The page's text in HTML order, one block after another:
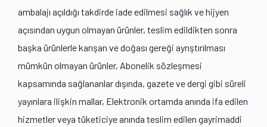
ambalajı açıldığı takdirde iade edilmesi sağlık ve hijyen
açısından uygun olmayan ürünler, teslim edildikten sonra
başka ürünlerle karışan ve doğası gereği ayrıştırılması
mümkün olmayan ürünler, Abonelik sözleşmesi
kapsamında sağlananlar dışında, gazete ve dergi gibi süreli
yayınlara ilişkin mallar, Elektronik ortamda anında ifa edilen
hizmetler veya tüketiciye anında teslim edilen gayrimaddi